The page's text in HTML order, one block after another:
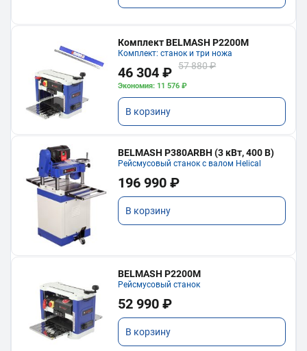
Комплект BELMASH P2200M
Комплект: станок и три ножа
46 304 ₽ 57 880 ₽
Экономия: 11 576 ₽
В корзину
BELMASH P380ARBH (3 кВт, 400 В)
Рейсмусовый станок с валом Helical
196 990 ₽
В корзину
BELMASH P2200M
Рейсмусовый станок
52 990 ₽
В корзину